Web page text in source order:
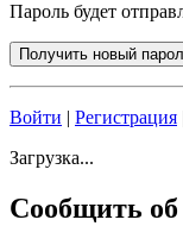
Пароль будет
Войти | Регистрация
Загрузка...
Сообщить об